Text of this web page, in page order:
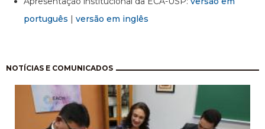
português | versão em inglês
NOTÍCIAS E COMUNICADOS
Paginação